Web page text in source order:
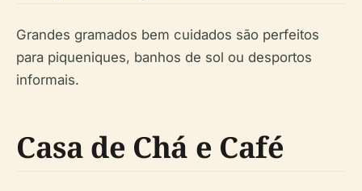
Grandes gramados bem cuidados são perfeitos
para piqueniques, banhos de sol ou desportos
informais.
Casa de Chá e Café